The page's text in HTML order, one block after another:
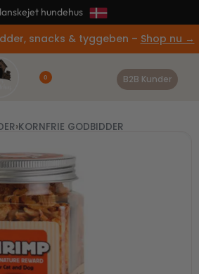
ordrer afsendes samme dag
snacks & tyggeben – Shop nu →
0 B2B Kunder
›KORNFRIE GODBIDDER